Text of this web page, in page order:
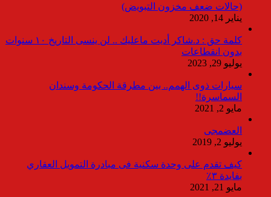
(حالات ضعف مخزون التبويض)
يناير 14, 2020
كلمة حق : د.شاكر أديت ماعليك .. لن ينسى التاريخ ١٠ سنوات
بدون انقطاعات
يوليو 29, 2023
سيارات ذوى الهمم.. بين مطرقة الحكومة وسندان
السماسرة!!
مايو 2, 2021
العضمجى
يوليو 2, 2019
كيف تقدم على وحدة سكنية فى مبادرة التمويل العقاري
بفايدة ٣٪
مايو 21, 2021